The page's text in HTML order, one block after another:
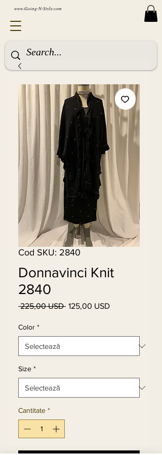
www.Going-N-Style.com
Cod SKU: 2840
Donnavinci Knit
2840
225,00 USD Preț
125,00 USDPreț
Color *
Size *
Cantitate *